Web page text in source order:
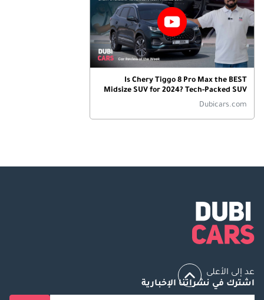
Is Chery Tiggo 8 Pro Max the BEST
Midsize SUV for 2024? Tech-Packed SUV
Reviewed!
Dubicars.com
عد إلى الأعلى
اشترك في نشراتنا الإخبارية